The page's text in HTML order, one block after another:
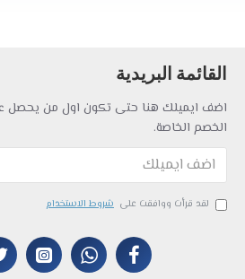
القائمة البريدية
اضف ايميلك هنا حتى تكون اول من يحصل
الخصم الخاصة.
لقد قرأت ووافقت على شروط الاستخدام